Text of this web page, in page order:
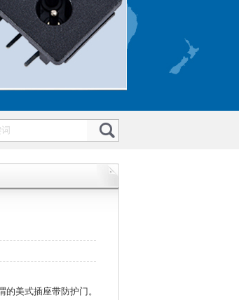
的美式插座带防护门。